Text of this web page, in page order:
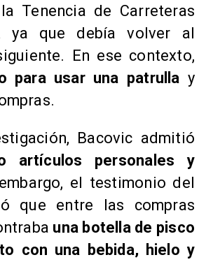
Tenencia de Carreteras
ya que debía volver al
En ese contexto,
para usar una patrulla y
Bacovic admitió
artículos personales y
el testimonio del
que entre las compras
una botella de pisco
con una bebida, hielo y